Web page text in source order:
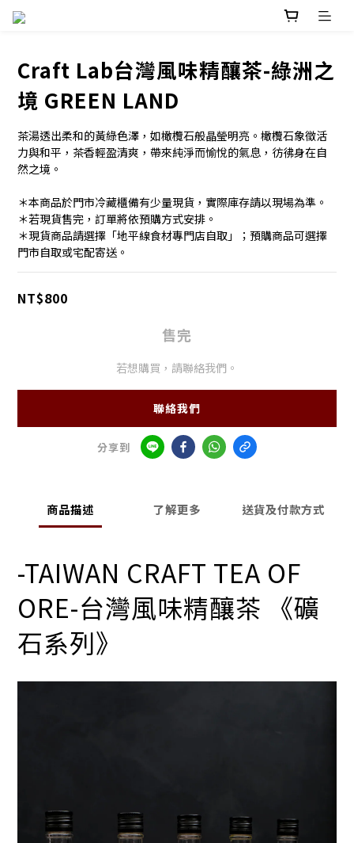
Craft Lab台灣風味精釀茶-綠洲之
境 GREEN LAND
茶湯透出柔和的黃綠色澤，如橄欖石般晶瑩明亮。橄欖石象徵活
力與和平，茶香輕盈清爽，帶來純淨而愉悅的氣息，彷彿身在自
然之境。
＊本商品於門市冷藏櫃備有少量現貨，實際庫存請以現場為準。
＊若現貨售完，訂單將依預購方式安排。
＊現貨商品請選擇「地平線食材專門店自取」；預購商品可選擇
門市自取或宅配寄送。
NT$800
售完
若想購買，請聯絡我們。
聯絡我們
分享到
商品描述 了解更多 送貨及付款方式
-TAIWAN CRAFT TEA OF
ORE-台灣風味精釀茶 《礦
石系列》